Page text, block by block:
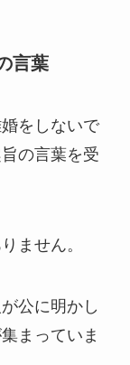
言葉
をしないで
の言葉を受
ません。
公に明かし
まっていま